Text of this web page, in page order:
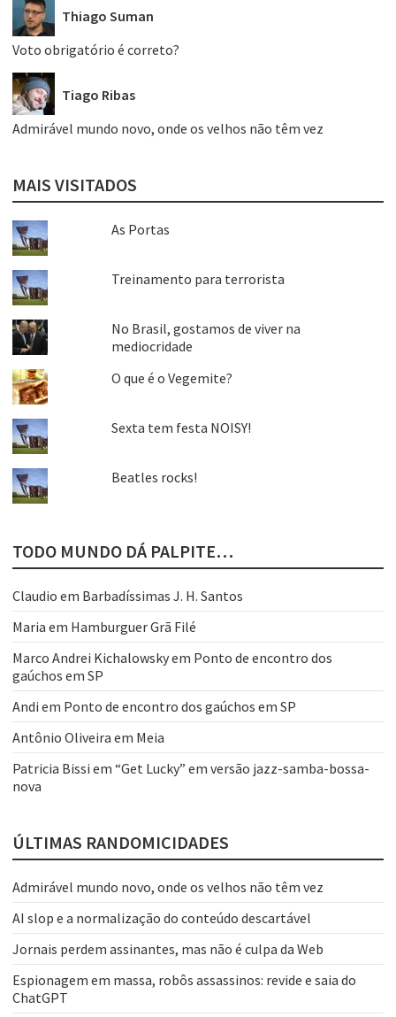
Thiago Suman
Voto obrigatório é correto?
Tiago Ribas
Admirável mundo novo, onde os velhos não têm vez
MAIS VISITADOS
As Portas
Treinamento para terrorista
No Brasil, gostamos de viver na
mediocridade
O que é o Vegemite?
Sexta tem festa NOISY!
Beatles rocks!
TODO MUNDO DÁ PALPITE…
Claudio em Barbadíssimas J. H. Santos
Maria em Hamburguer Grã Filé
Marco Andrei Kichalowskyem Ponto de encontro dos
gaúchos em SP
Andi em Ponto de encontro dos gaúchos em SP
Antônio Oliveira em Meia
Patricia Bissi em “Get Lucky” em versão jazz-samba-bossa-
nova
ÚLTIMAS RANDOMICIDADES
Admirável mundo novo, onde os velhos não têm vez
AI slop e a normalização do conteúdo descartável
Jornais perdem assinantes, mas não é culpa da Web
Espionagem em massa, robôs assassinos: revide e saia do
ChatGPT